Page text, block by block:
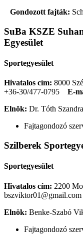
Gondozott fajták:
SuBa KSZE
Egyesület
Sportegyesület
Hivatalos cím: 8000
+36-30/477-0795
E-
Elnök: Dr. Tóth Szandra
Fajtagondozó
Szilberek
Sportegyesület
Hivatalos cím: 2200
bszviktor01@gmail.com
Elnök: Benke-Szabó
Fajtagondozó